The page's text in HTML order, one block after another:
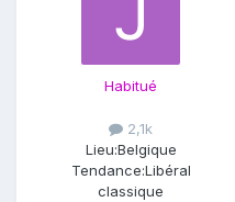
Habitué
2,1k
Lieu:Belgique
Tendance:Libéral
classique